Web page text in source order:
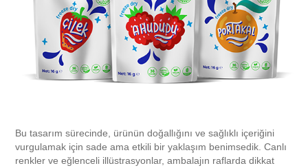
Bu tasarım sürecinde, ürünün doğallığını ve sağlıklı içeriğini
vurgulamak için sade ama etkili bir yaklaşım benimsedik. Canlı
renkler ve eğlenceli illüstrasyonlar, ambalajın raflarda dikkat